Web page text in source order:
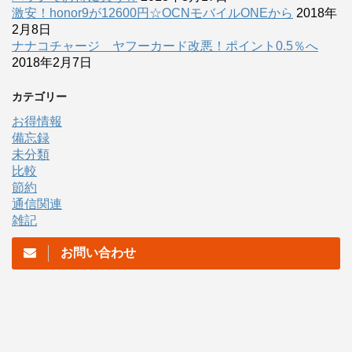
激安！honor9が12600円☆OCNモバイルONEから 2018年
2月8日
ナナコチャージ ヤフーカード改悪！ポイント0.5％へ
2018年2月7日
カテゴリー
お得情報
備忘録
未分類
比較
節約
通信関連
雑記
お問い合わせ